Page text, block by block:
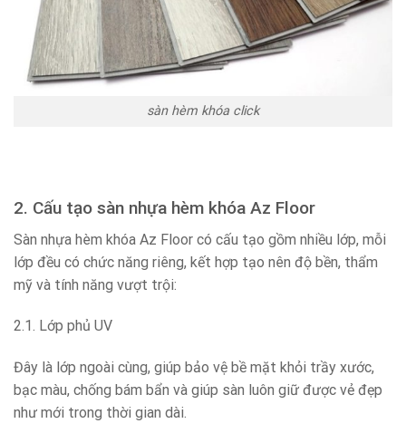
sàn hèm khóa click
2. Cấu tạo sàn nhựa hèm khóa Az Floor
Sàn nhựa hèm khóa Az Floor có cấu tạo gồm nhiều lớp, mỗi
lớp đều có chức năng riêng, kết hợp tạo nên độ bền, thẩm
mỹ và tính năng vượt trội:
2.1. Lớp phủ UV
Đây là lớp ngoài cùng, giúp bảo vệ bề mặt khỏi trầy xước,
bạc màu, chống bám bẩn và giúp sàn luôn giữ được vẻ đẹp
như mới trong thời gian dài.